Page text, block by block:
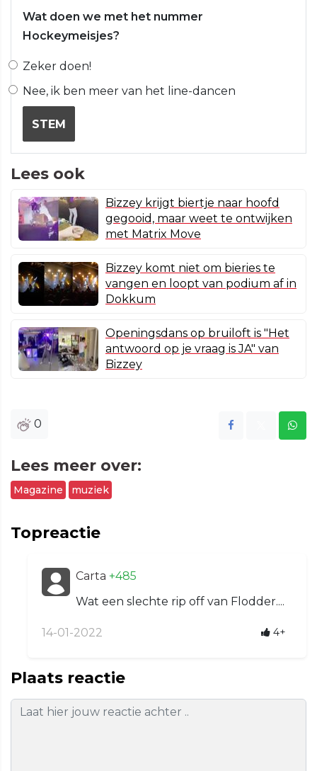
Wat doen we met het nummer
Hockeymeisjes?
Zeker doen!
Nee, ik ben meer van het line-dancen
STEM
Lees ook
Bizzey krijgt biertje naar hoofd
gegooid, maar weet te ontwijken
met Matrix Move
Bizzey komt niet om bieries te
vangen en loopt van podium af in
Dokkum
Openingsdans op bruiloft is "Het
antwoord op je vraag is JA" van
Bizzey
0
Lees meer over:
Magazine muziek
Topreactie
Carta +485
Wat een slechte rip off van Flodder....
14-01-2022 4+
Plaats reactie